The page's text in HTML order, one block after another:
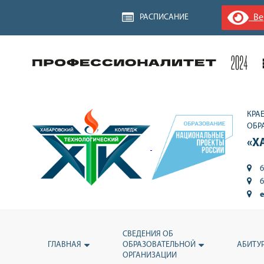
РАСПИСАНИЕ
ГЛАВНАЯ
СВЕДЕНИЯ ОБ
ОБРАЗОВАТЕЛЬНОЙ
ОРГАНИЗАЦИИ